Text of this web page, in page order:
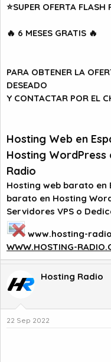
⭐SUPER OFERTA FLASH
🔥 6 MESES GRATIS 🔥
PARA OBTENER LA
DESEADO
Y CONTACTAR POR EL
Hosting Web en
Hosting WordPress
Radio
Hosting web barato en
barato en Hosting
Servidores VPS o
www.hosting-
WWW.HOSTING-
Hosting Radio
22 Sep 2022